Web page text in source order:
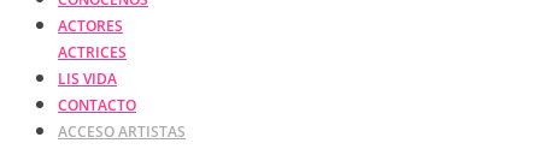
ACTORES
ACTRICES
LIS VIDA
CONTACTO
ACCESO ARTISTAS